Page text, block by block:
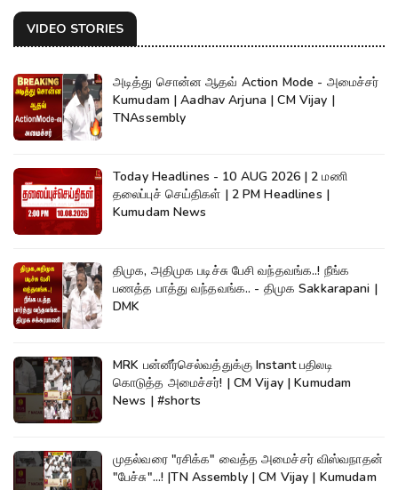
VIDEO STORIES
அடித்து சொன்ன ஆதவ் Action Mode - அமைச்சர்
Kumudam | Aadhav Arjuna | CM Vijay |
TNAssembly
Today Headlines - 10 AUG 2026 | 2 மணி
தலைப்புச் செய்திகள் | 2 PM Headlines |
Kumudam News
திமுக, அதிமுக படிச்சு பேசி வந்தவங்க..! நீங்க
பணத்த பாத்து வந்தவங்க.. - திமுக Sakkarapani |
DMK
MRK பன்னீர்செல்வத்துக்கு Instant பதிலடி
கொடுத்த அமைச்சர்! | CM Vijay | Kumudam
News | #shorts
முதல்வரை "ரசிக்க" வைத்த அமைச்சர் விஸ்வநாதன்
"பேச்சு"...! |TN Assembly | CM Vijay | Kumudam